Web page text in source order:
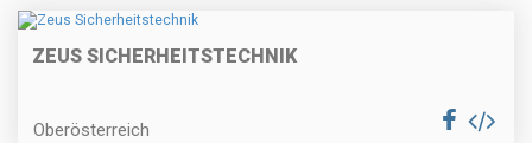
ZEUS SICHERHEITSTECHNIK
Oberösterreich